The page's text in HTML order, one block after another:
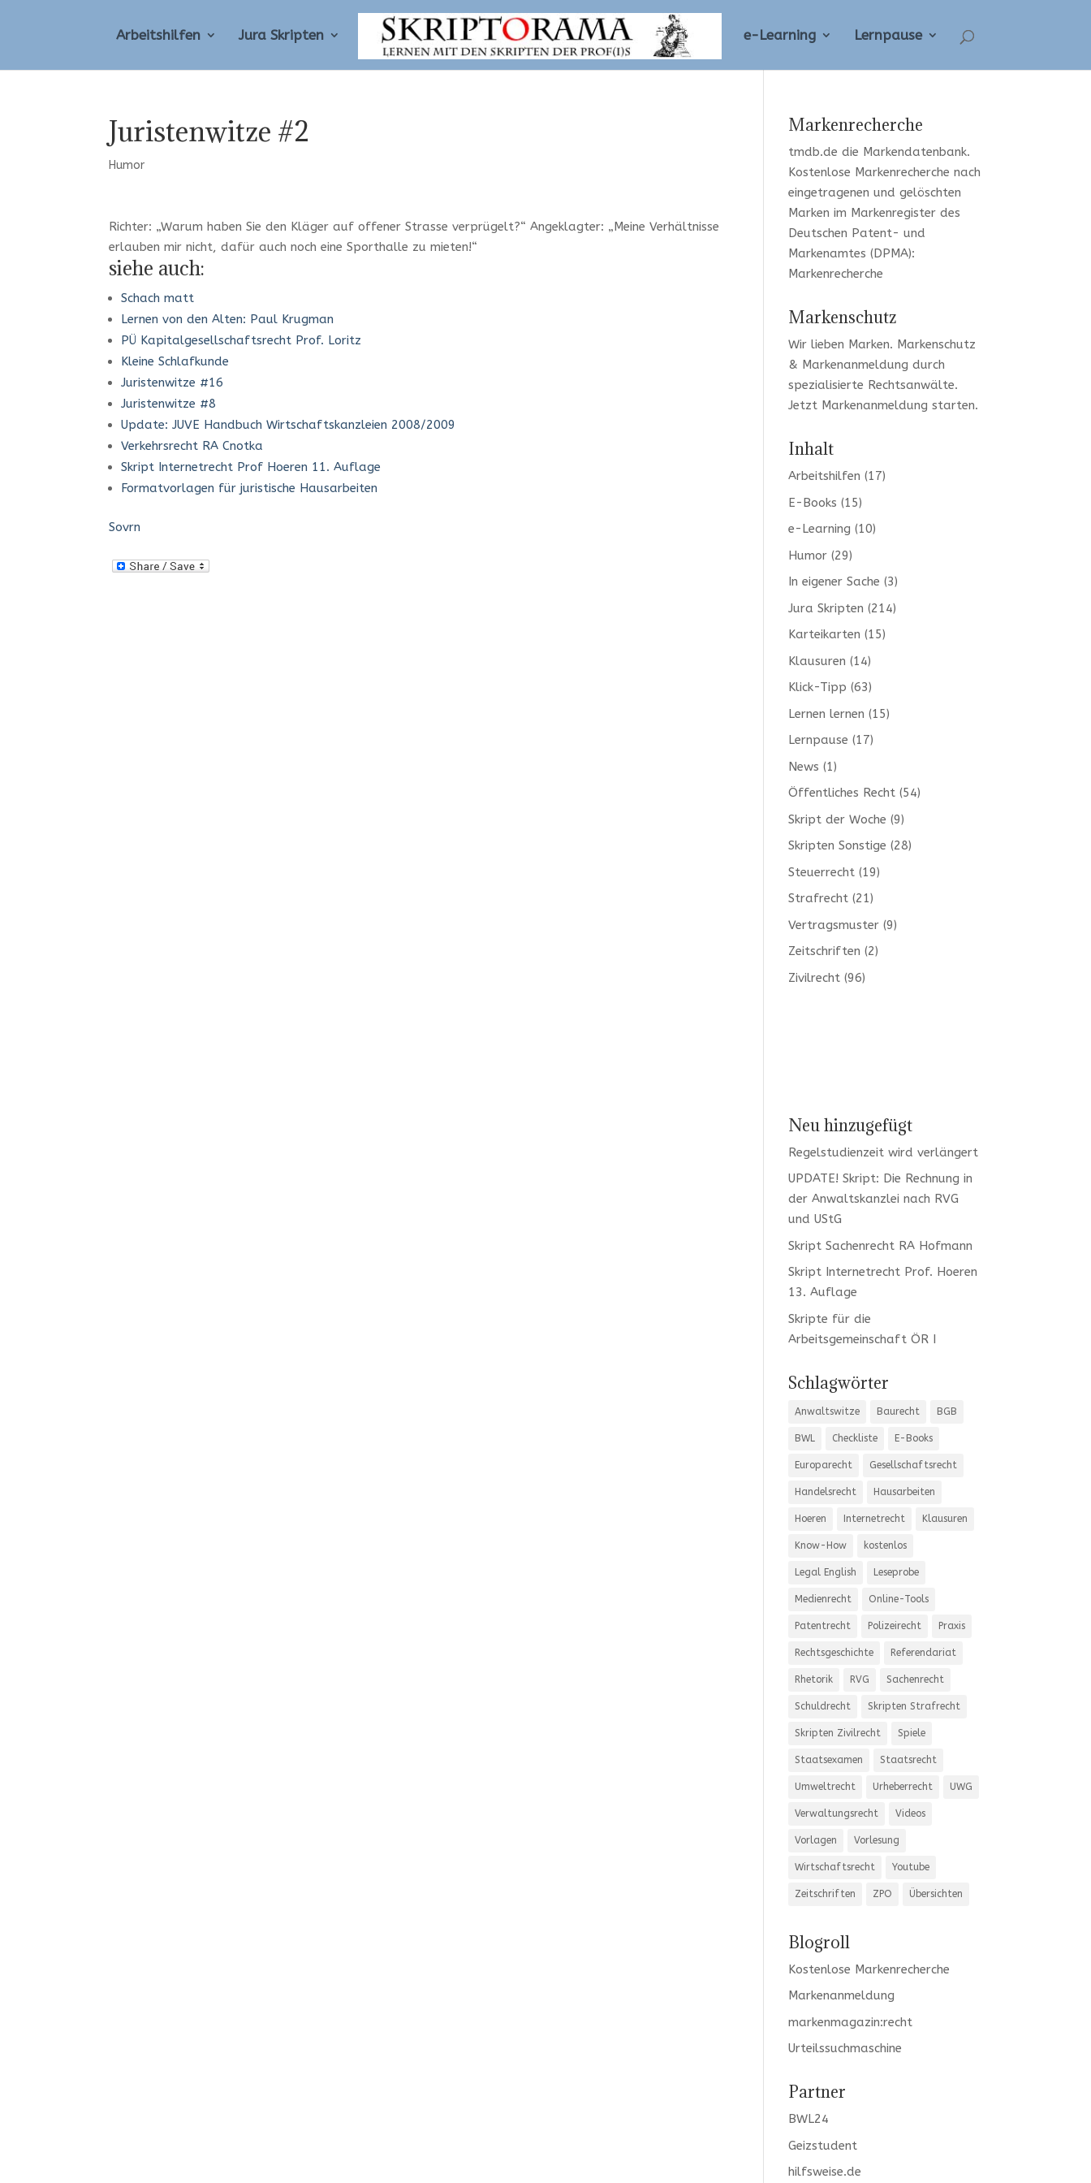
Arbeitshilfen Jura Skripten e-Learning Lernpause
Juristenwitze #2
Humor
Richter: „Warum haben Sie den Kläger auf offener Strasse verprügelt?“ Angeklagter: „Meine Verhältnisse
erlauben mir nicht, dafür auch noch eine Sporthalle zu mieten!“
siehe auch:
Schach matt
Lernen von den Alten: Paul Krugman
PÜ Kapitalgesellschaftsrecht Prof. Loritz
Kleine Schlafkunde
Juristenwitze #16
Juristenwitze #8
Update: JUVE Handbuch Wirtschaftskanzleien 2008/2009
Verkehrsrecht RA Cnotka
Skript Internetrecht Prof Hoeren 11. Auflage
Formatvorlagen für juristische Hausarbeiten
Sovrn
Markenrecherche
tmdb.de die Markendatenbank.
Kostenlose Markenrecherche nach
eingetragenen und gelöschten
Marken im Markenregister des
Deutschen Patent- und
Markenamtes (DPMA):
Markenrecherche
Markenschutz
Wir lieben Marken. Markenschutz
& Markenanmeldung durch
spezialisierte Rechtsanwälte.
Jetzt Markenanmeldung starten.
Inhalt
Arbeitshilfen (17)
E-Books (15)
e-Learning (10)
Humor(29)
In eigener Sache (3)
Jura Skripten (214)
Karteikarten (15)
Klausuren (14)
Klick-Tipp (63)
Lernen lernen (15)
Lernpause (17)
News (1)
Öffentliches Recht(54)
Skript der Woche (9)
Skripten Sonstige (28)
Steuerrecht(19)
Strafrecht(21)
Vertragsmuster(9)
Zeitschriften (2)
Zivilrecht(96)
Neu hinzugefügt
Regelstudienzeit wird verlängert
UPDATE! Skript: Die Rechnung in
der Anwaltskanzlei nach RVG
und UStG
Skript Sachenrecht RA Hofmann
Skript Internetrecht Prof. Hoeren
13. Auflage
Skripte für die
Arbeitsgemeinschaft ÖR I
Schlagwörter
Anwaltswitze Baurecht BGB
BWL Checkliste E-Books
Europarecht Gesellschaftsrecht
Handelsrecht Hausarbeiten
Hoeren Internetrecht Klausuren
Know-How kostenlos
Legal English Leseprobe
Medienrecht Online-Tools
Patentrecht Polizeirecht Praxis
Rechtsgeschichte Referendariat
Rhetorik RVG Sachenrecht
Schuldrecht Skripten Strafrecht
Skripten Zivilrecht Spiele
Staatsexamen Staatsrecht
Umweltrecht Urheberrecht UWG
Verwaltungsrecht Videos
Vorlagen Vorlesung
Wirtschaftsrecht Youtube
Zeitschriften ZPO Übersichten
Blogroll
Kostenlose Markenrecherche
Markenanmeldung
markenmagazin:recht
Urteilssuchmaschine
Partner
BWL24
Geizstudent
hilfsweise.de